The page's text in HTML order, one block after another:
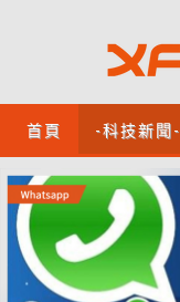
首頁 -科技新聞-